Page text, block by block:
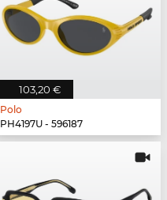
103,20 €
Polo
PH4197U - 596187